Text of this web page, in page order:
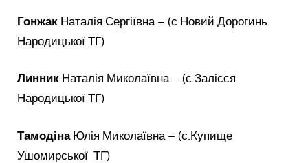
Гонжак Наталія Сергіївна – (с.Новий Дорогинь
Народицької ТГ)
Линник Наталія Миколаївна – (с.Залісся
Народицької ТГ)
ТамодінаЮлія Миколаївна – (с.Купище
Ушомирської ТГ)